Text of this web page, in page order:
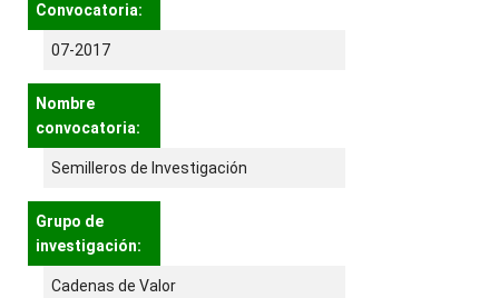
Convocatoria:
07-2017
Nombre
convocatoria:
Semilleros de Investigación
Grupo de
investigación:
Cadenas de Valor